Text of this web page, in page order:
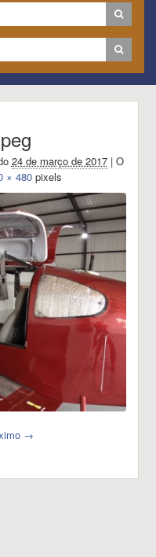
24 de março de 2017 |O
× 480 pixels
→